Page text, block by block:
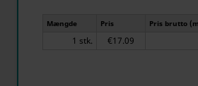
Mængde Pris Pris brutto
1 stk. €17.09